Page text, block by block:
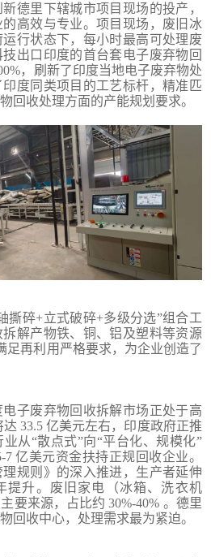
德里下辖城市项目现场的投产，
高效与专业。项目现场，废旧冰
行状态下，每小时最高可处理废
技出口印度的首台套电子废弃物回
，刷新了印度当地电子废弃物处
度同类项目的工艺标杆，精准匹
回收处理方面的产能规划要求。
撕碎+立式破碎+多级分选”组合工
解产物铁、铜、铝及塑料等资源
足再利用严格要求，为企业创造了
子废弃物回收拆解市场正处于高
33.5 亿美元左右，印度政府正推
从“散点式”向“平台化、规模化”
亿美元资金扶持正规回收企业。
规则》的深入推进，生产者延伸
提升。废旧家电（冰箱、洗衣机
要来源，占比约 30%-40% 。德里
回收中心，处理需求最为紧迫。